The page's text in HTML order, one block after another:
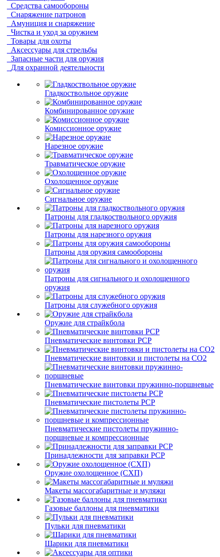
Средства самообороны
Снаряжение патронов
Амуниция и снаряжение
Чистка и уход за оружием
Товары для охоты
Аксессуары для стрельбы
Запасные части для оружия
Для охранной деятельности
Гладкоствольное оружие
Комбинированное оружие
Комиссионное оружие
Нарезное оружие
Травматическое оружие
Охолощенное оружие
Сигнальное оружие
Патроны для гладкоствольного оружия
Патроны для нарезного оружия
Патроны для оружия самообороны
Патроны для сигнального и охолощенного
оружия
Патроны для служебного оружия
Оружие для страйкбола
Пневматические винтовки PCP
Пневматические винтовки и пистолеты на CO2
Пневматические винтовки пружинно-поршневые
Пневматические пистолеты PCP
Пневматические пистолеты пружинно-
поршневые и компрессионные
Принадлежности для заправки PCP
Оружие охолощенное (СХП)
Макеты массогабаритные и муляжи
Газовые баллоны для пневматики
Пульки для пневматики
Шарики для пневматики